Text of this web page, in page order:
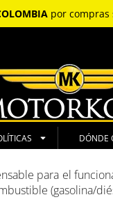
por compras
DÓNDE
para el
(gasolina/